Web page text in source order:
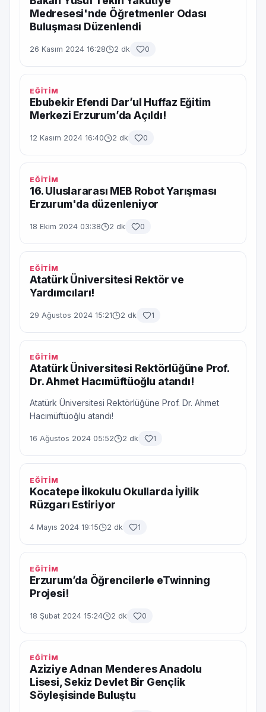
Medresesi'nde Öğretmenler Odası
Buluşması Düzenlendi
26 Kasım 2024 16:28 2 dk 0
EĞİTİM
Ebubekir Efendi Dar’ul Huffaz Eğitim
Merkezi Erzurum’da Açıldı!
12 Kasım 2024 16:40 2 dk 0
EĞİTİM
16. Uluslararası MEB Robot Yarışması
Erzurum'da düzenleniyor
18 Ekim 2024 03:38 2 dk 0
EĞİTİM
Atatürk Üniversitesi Rektör ve
Yardımcıları!
29 Ağustos 2024 15:21 2 dk 1
EĞİTİM
Atatürk Üniversitesi Rektörlüğüne Prof.
Dr. Ahmet Hacımüftüoğlu atandı!
Atatürk Üniversitesi Rektörlüğüne Prof. Dr. Ahmet
Hacımüftüoğlu atandı!
16 Ağustos 2024 05:52 2 dk 1
EĞİTİM
Kocatepe İlkokulu Okullarda İyilik
Rüzgarı Estiriyor
4 Mayıs 2024 19:15 2 dk 1
EĞİTİM
Erzurum’da Öğrencilerle eTwinning
Projesi!
18 Şubat 2024 15:24 2 dk 0
EĞİTİM
Aziziye Adnan Menderes Anadolu
Lisesi, Sekiz Devlet Bir Gençlik
Söyleşisinde Buluştu